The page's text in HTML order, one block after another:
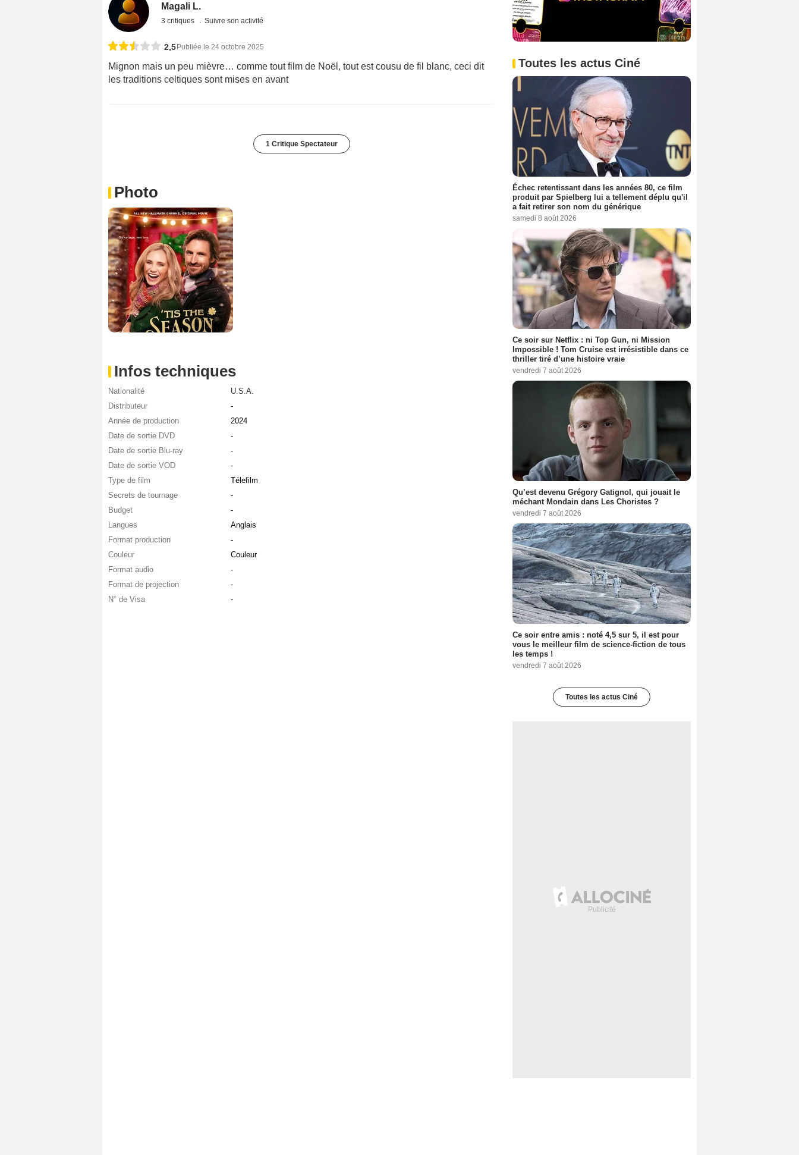
Magali L.
3 critiques Suivre son activité
2,5Publiée le 24 octobre 2025
Mignon mais un peu mièvre… comme tout film de Noël, tout est cousu de fil blanc, ceci dit
les traditions celtiques sont mises en avant
1 Critique Spectateur
Photo
Infos techniques
Nationalité
U.S.A.
Distributeur
-
Année de production
2024
Date de sortie DVD
-
Date de sortie Blu-ray
-
Date de sortie VOD
-
Type de film
Télefilm
Secrets de tournage
-
Budget
-
Langues
Anglais
Format production
-
Couleur
Couleur
Format audio
-
Format de projection
-
N° de Visa
-
Toutes les actus Ciné
Échec retentissant dans les années 80, ce film
produit par Spielberg lui a tellement déplu qu'il
a fait retirer son nom du générique
samedi 8 août 2026
Ce soir sur Netflix : ni Top Gun, ni Mission
Impossible ! Tom Cruise est irrésistible dans ce
thriller tiré d’une histoire vraie
vendredi 7 août 2026
Qu’est devenu Grégory Gatignol, qui jouait le
méchant Mondain dans Les Choristes ?
vendredi 7 août 2026
Ce soir entre amis : noté 4,5 sur 5, il est pour
vous le meilleur film de science-fiction de tous
les temps !
vendredi 7 août 2026
Toutes les actus Ciné